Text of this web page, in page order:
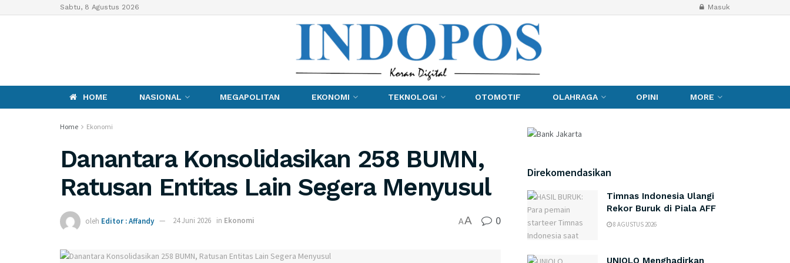
Sabtu, 8 Agustus 2026 Masuk
HOME NASIONAL MEGAPOLITAN EKONOMI TEKNOLOGI OTOMOTIF OLAHRAGA OPINI MORE
Home Ekonomi
Danantara Konsolidasikan 258 BUMN,
Ratusan Entitas Lain Segera Menyusul
oleh Editor : Affandy 24 Juni 2026 in Ekonomi AA 0
Direkomendasikan
Timnas Indonesia Ulangi
Rekor Buruk di Piala AFF
8 AGUSTUS 2026
UNIQLO Menghadirkan